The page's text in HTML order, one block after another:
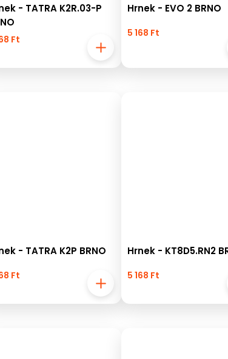
- TATRA K2R.03-P
Ft
Hrnek - EVO 2 BRNO
5 168 Ft
- TATRA K2P BRNO
Ft
Hrnek - KT8D5.RN2
5 168 Ft